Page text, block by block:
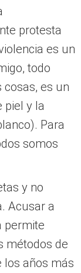
protesta
es un
todo
es un
piel y la
Para
somos
y no
Acusar a
permite
métodos de
los años más